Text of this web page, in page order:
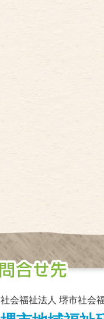
社会福祉法人 堺市社会